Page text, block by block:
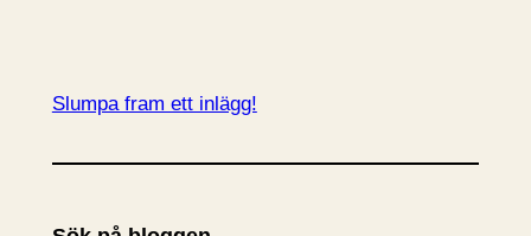
Slumpa fram ett inlägg!